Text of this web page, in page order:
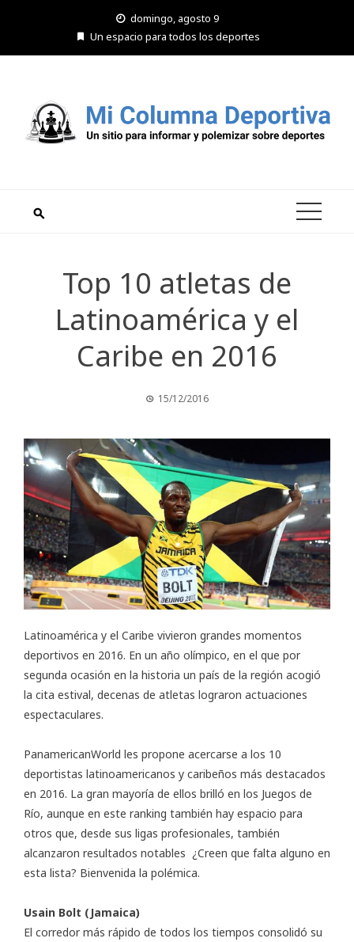
domingo, agosto 9
Un espacio para todos los deportes
Top 10 atletas de
Latinoamérica y el
Caribe en 2016
15/12/2016
Latinoamérica y el Caribe vivieron grandes momentos
deportivos en 2016. En un año olímpico, en el que por
segunda ocasión en la historia un país de la región acogió
la cita estival, decenas de atletas lograron actuaciones
espectaculares.
PanamericanWorld les propone acercarse a los 10
deportistas latinoamericanos y caribeños más destacados
en 2016. La gran mayoría de ellos brilló en los Juegos de
Río, aunque en este ranking también hay espacio para
otros que, desde sus ligas profesionales, también
alcanzaron resultados notables ¿Creen que falta alguno en
esta lista? Bienvenida la polémica.
Usain Bolt (Jamaica)
El corredor más rápido de todos los tiempos consolidó su